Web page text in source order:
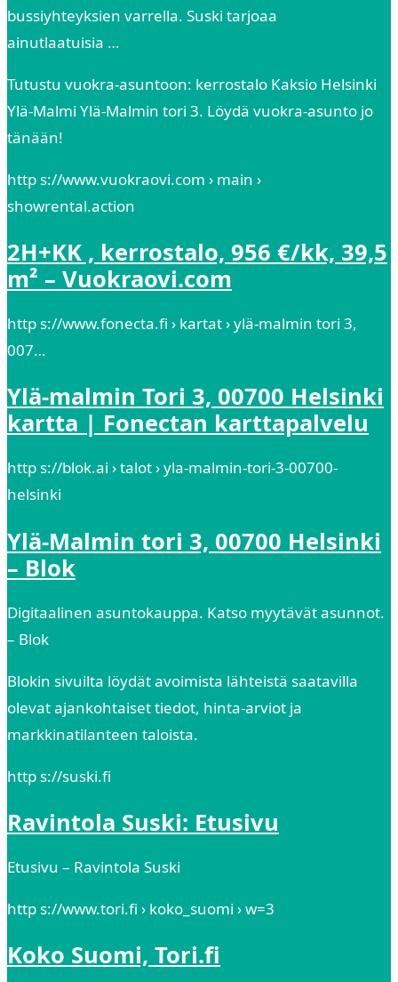
bussiyhteyksien varrella. Suski tarjoaa
ainutlaatuisia …
Tutustu vuokra-asuntoon: kerrostalo Kaksio Helsinki
Ylä-Malmi Ylä-Malmin tori 3. Löydä vuokra-asunto jo
tänään!
http s://www.vuokraovi.com › main ›
showrental.action
2H+KK , kerrostalo, 956 €/kk, 39,5
m² – Vuokraovi.com
http s://www.fonecta.fi › kartat › ylä-malmin tori 3,
007…
Ylä-malmin Tori 3, 00700 Helsinki
kartta | Fonectan karttapalvelu
http s://blok.ai › talot › yla-malmin-tori-3-00700-
helsinki
Ylä-Malmin tori 3, 00700 Helsinki
– Blok
Digitaalinen asuntokauppa. Katso myytävät asunnot.
– Blok
Blokin sivuilta löydät avoimista lähteistä saatavilla
olevat ajankohtaiset tiedot, hinta-arviot ja
markkinatilanteen taloista.
http s://suski.fi
Ravintola Suski: Etusivu
Etusivu – Ravintola Suski
http s://www.tori.fi › koko_suomi › w=3
Koko Suomi, Tori.fi